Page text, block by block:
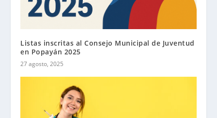
Listas inscritas al Consejo Municipal de Juventud
en Popayán 2025
27 agosto, 2025